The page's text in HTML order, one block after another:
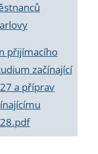
přijímacího
začínající
a příprav